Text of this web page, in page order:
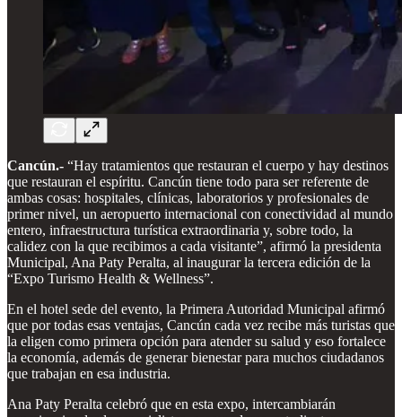
Cancún.- “Hay tratamientos que restauran el cuerpo y hay destinos
que restauran el espíritu. Cancún tiene todo para ser referente de
ambas cosas: hospitales, clínicas, laboratorios y profesionales de
primer nivel, un aeropuerto internacional con conectividad al mundo
entero, infraestructura turística extraordinaria y, sobre todo, la
calidez con la que recibimos a cada visitante”, afirmó la presidenta
Municipal, Ana Paty Peralta, al inaugurar la tercera edición de la
“Expo Turismo Health & Wellness”.
En el hotel sede del evento, la Primera Autoridad Municipal afirmó
que por todas esas ventajas, Cancún cada vez recibe más turistas que
la eligen como primera opción para atender su salud y eso fortalece
la economía, además de generar bienestar para muchos ciudadanos
que trabajan en esa industria.
Ana Paty Peralta celebró que en esta expo, intercambiarán